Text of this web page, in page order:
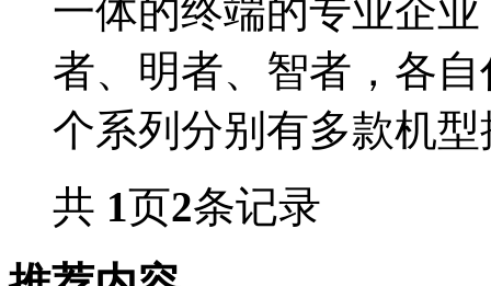
一体的终端的专业企
者、明者、智者，各
个系列分别有多款机型
共 1页2条记录